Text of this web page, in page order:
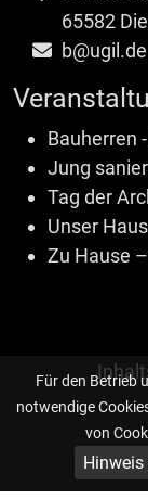
Für den Betrieb
notwendige
von
65582
b@ugil.de
Bauherren
Jung
Tag der
Unser
Zu Hause